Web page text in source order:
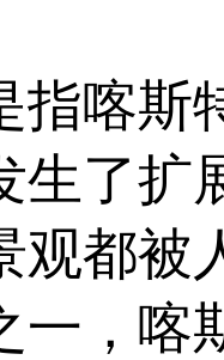
指喀斯
生了扩
观都被
一，喀